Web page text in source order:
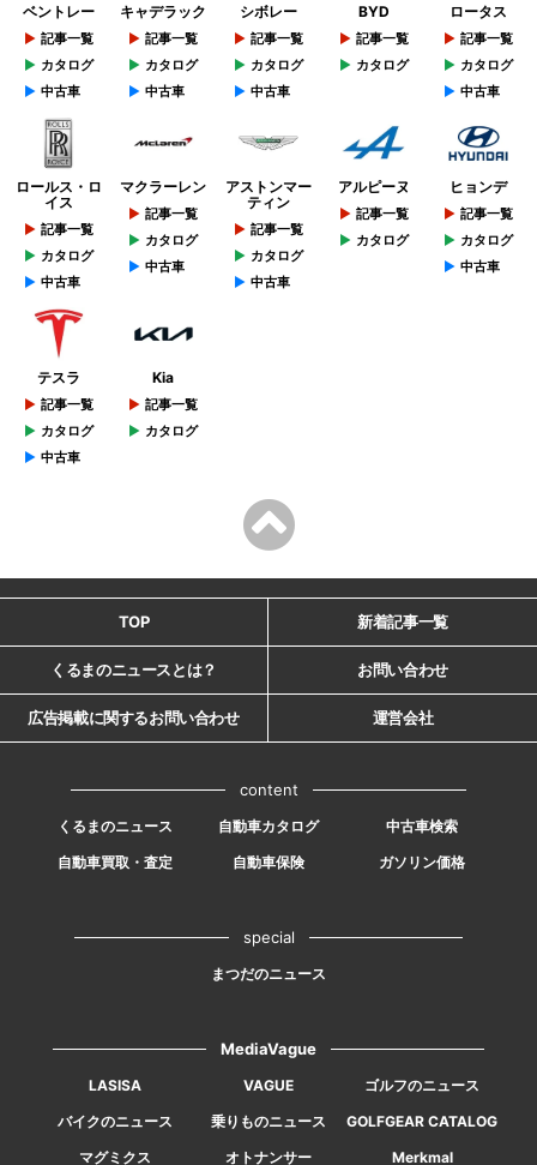
ベントレー
記事一覧
カタログ
中古車
キャデラック
記事一覧
カタログ
中古車
シボレー
記事一覧
カタログ
中古車
BYD
記事一覧
カタログ
ロータス
記事一覧
カタログ
中古車
ロールス・ロ
イス
記事一覧
カタログ
中古車
マクラーレン
記事一覧
カタログ
中古車
アストンマー
ティン
記事一覧
カタログ
中古車
アルピーヌ
記事一覧
カタログ
ヒョンデ
記事一覧
カタログ
中古車
テスラ
記事一覧
カタログ
中古車
Kia
記事一覧
カタログ
TOP 新着記事一覧
くるまのニュースとは？ お問い合わせ
広告掲載に関するお問い合わせ 運営会社
content
くるまのニュース 自動車カタログ
中古車検索
自動車買取・査定
自動車保険 ガソリン価格
special
まつだのニュース
MediaVague
LASISA VAGUE
ゴルフのニュース
バイクのニュース
乗りものニュース
GOLFGEAR CATALOG
マグミクス
オトナンサー Merkmal